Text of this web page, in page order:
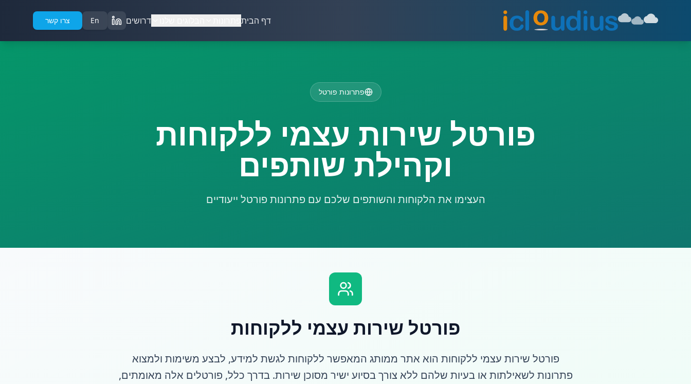
דף הבית דרושים En צרו קשר
פתרונות פורטל
פורטל שירות עצמי ללקוחות
וקהילת שותפים
העצימו את הלקוחות והשותפים שלכם עם פתרונות פורטל ייעודיים
פורטל שירות עצמי ללקוחות
פורטל שירות עצמי ללקוחות הוא אתר ממותג המאפשר ללקוחות לגשת למידע, לבצע משימות ולמצוא
פתרונות לשאילתות או בעיות שלהם ללא צורך בסיוע ישיר מסוכן שירות. בדרך כלל, פורטלים אלה מאומתים,